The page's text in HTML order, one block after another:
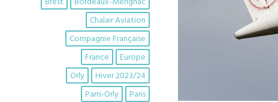
Chalair Aviation
Compagnie Française
Europe
France
Hiver 2023/24
Orly
Paris
Paris-Orly